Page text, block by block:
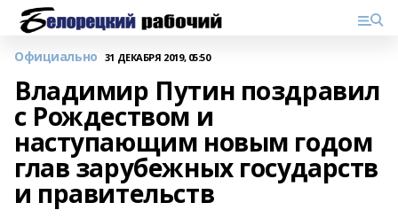
Официально 31 ДЕКАБРЯ 2019, 05:50
Владимир Путин поздравил
с Рождеством и
наступающим новым годом
глав зарубежных государств
и правительств